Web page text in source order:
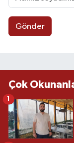
Gönder
Çok